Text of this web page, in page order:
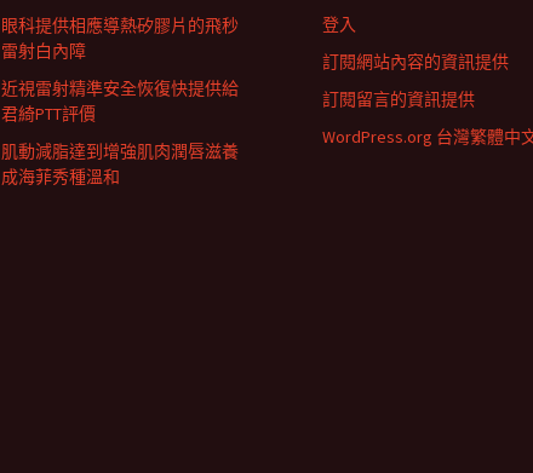
眼科提供相應導熱矽膠片的飛秒
雷射白內障
近視雷射精準安全恢復快提供給
君綺PTT評價
肌動減脂達到增強肌肉潤唇滋養
成海菲秀種溫和
登入
訂閱網站內容的資訊提供
訂閱留言的資訊提供
WordPress.org 台灣繁體中